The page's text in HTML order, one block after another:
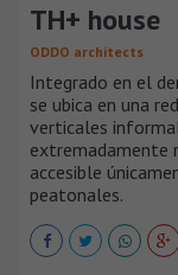
TH+ house
ODDO architects
Integrado en el
se ubica en una
verticales
extremadamente
accesible
peatonales.